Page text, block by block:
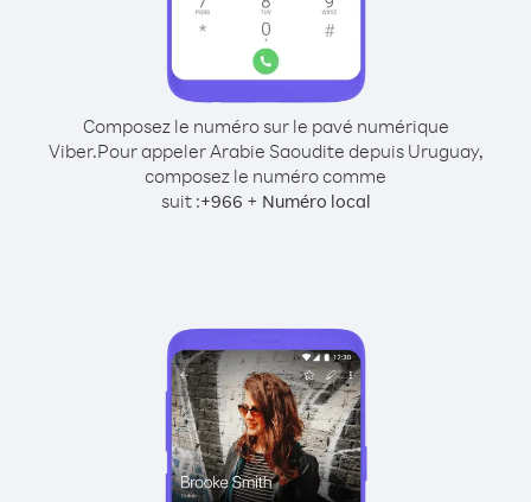
Composez le numéro sur le pavé numérique
Viber.Pour appeler Arabie Saoudite depuis Uruguay,
composez le numéro comme
suit :+966 + Numéro local